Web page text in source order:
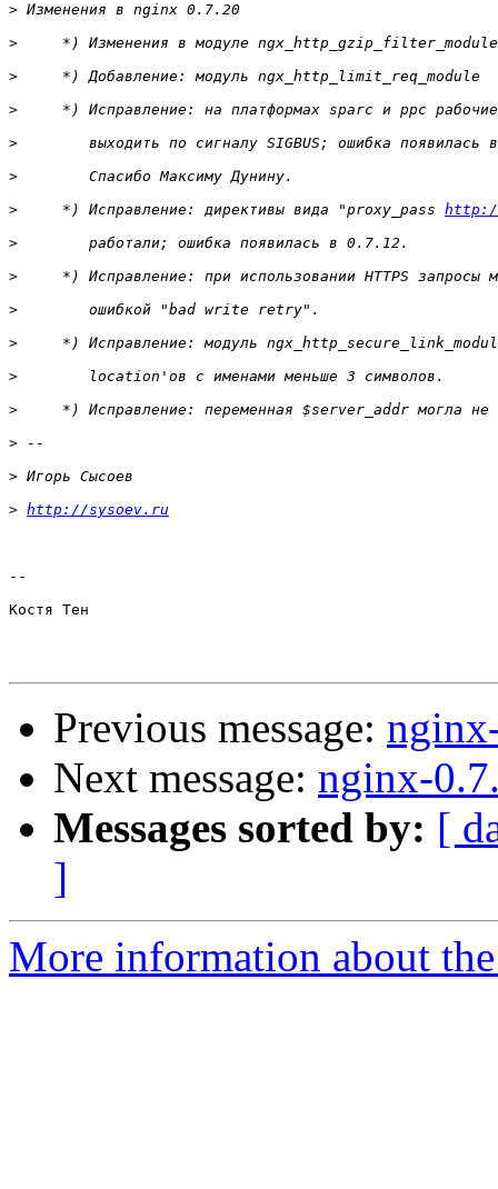
>
>
>
>
>
>
>
     *) Исправление: директивы вида "proxy_pass
>
>
>
>
>
>
>
>
> http://sysoev.ru
--
Костя Тен
Previous message:
Next message: nginx-
Messages sorted by: [
]
More information about